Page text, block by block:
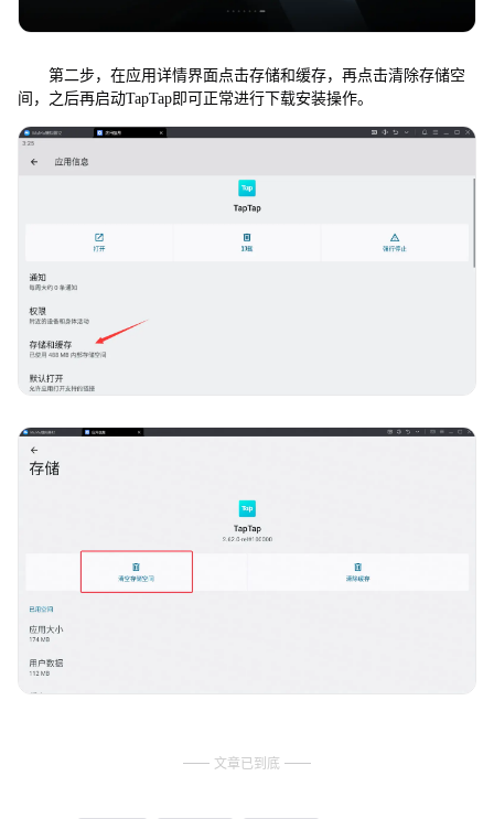
第二步，在应用详情界面点击存储和缓存，再点击清除存储空
间，之后再启动TapTap即可正常进行下载安装操作。
文章已到底